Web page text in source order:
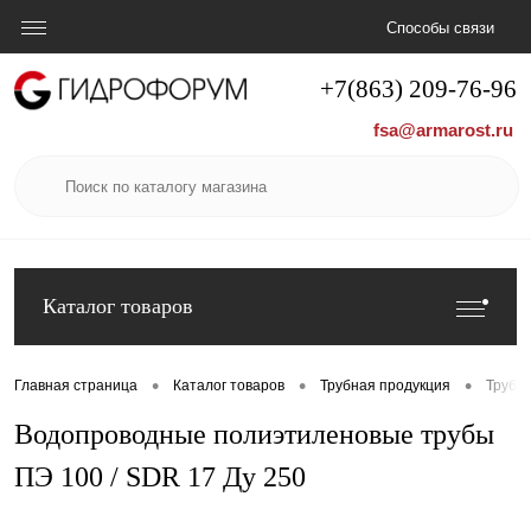
+7(863) 209-76-96
fsa@armarost.ru
Способы связи
Каталог товаров
Главная страница • Каталог товаров • Трубная продукция • Труба
Водопроводные полиэтиленовые трубы
ПЭ 100 / SDR 17 Ду 250